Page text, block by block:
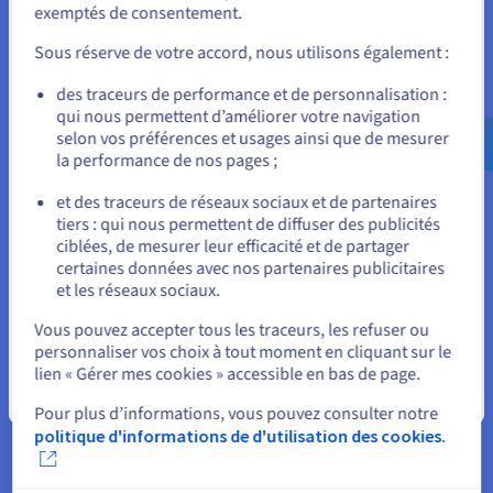
Hébergez vos projets dans un environnement isolé et flexible.
Vous pouvez monter en configuration en un clic , depuis
Simplicité et contrôle total
Pilotez votre VPS librement grâce à un accès root et à l’API
OVHcloud. Installez ladistribution de votre choix
vos services via des outils comme Plesk ou cPanel.
Pour commander, rendez-vous sur le site de votre pays (États-
Allez sur le site États-Unis
us.ovhcloud.com/
Anglais USD - $
ou
Rester sur le site actuel
Sélectionner un autre site web
exemptés de consentement.
Sous réserve de votre accord, nous utilisons également :
des traceurs de performance et de personnalisation :
qui nous permettent d’améliorer votre navigation
selon vos préférences et usages ainsi que de mesurer
la performance de nos pages ;
et des traceurs de réseaux sociaux et de partenaires
tiers : qui nous permettent de diffuser des publicités
ciblées, de mesurer leur efficacité et de partager
certaines données avec nos partenaires publicitaires
et les réseaux sociaux.
Vous pouvez accepter tous les traceurs, les refuser ou
personnaliser vos choix à tout moment en cliquant sur le
lien « Gérer mes cookies » accessible en bas de page.
Pour plus d’informations, vous pouvez consulter notre
politique d'informations de d'utilisation des cookies.